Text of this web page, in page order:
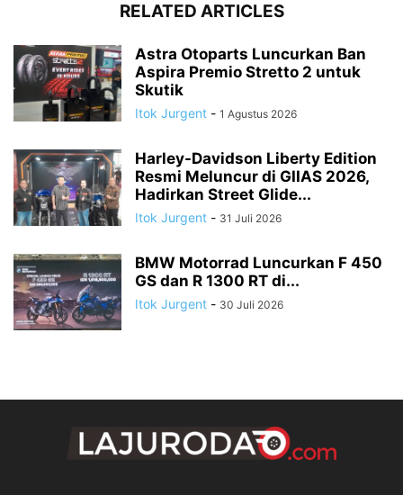
RELATED ARTICLES
Astra Otoparts Luncurkan Ban
Aspira Premio Stretto 2 untuk
Skutik
Itok Jurgent - 1 Agustus 2026
Harley-Davidson Liberty Edition
Resmi Meluncur di GIIAS 2026,
Hadirkan Street Glide...
Itok Jurgent - 31 Juli 2026
BMW Motorrad Luncurkan F 450
GS dan R 1300 RT di...
Itok Jurgent - 30 Juli 2026